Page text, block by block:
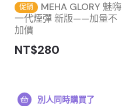
促銷
MEHA GLORY 魅嗨
一代煙彈 新版——加量不
加價
NT$280
別人同時購買了